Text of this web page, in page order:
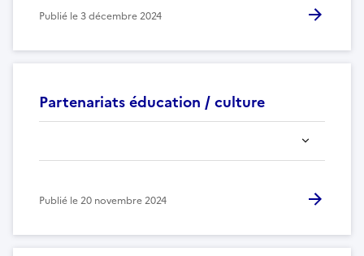
Publié le3 décembre 2024
Partenariats éducation / culture
Publié le20 novembre 2024